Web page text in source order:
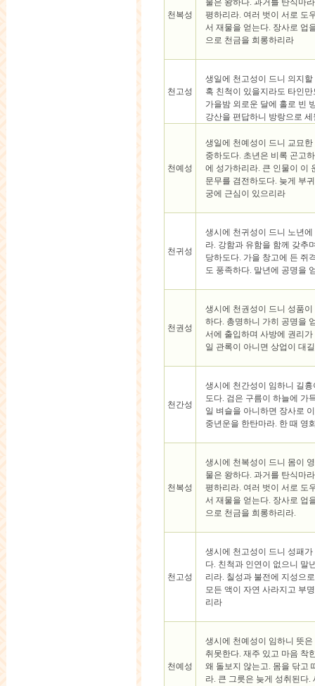
천복성
물은 왕하다. 과거를 탄식마
평하리라. 여러 벗이 서로 도
서 재물을 얻는다. 장사로 업
으로 천금을 희롱하리라
천고성
생일에 천고성이 드니 의지할
혹 친척이 있을지라도 타인
가을밤 외로운 달에 홀로 빈
강산을 편답하니 방랑으로
천예성
생일에 천예성이 드니 교묘한
중하도다. 초년은 비록 곤고
에 성가하리라. 큰 인물이 이
문무를 겸전하도다. 늦게 부
궁에 근심이 있으리라
천귀성
생시에 천귀성이 드니 노년
라. 강함과 유함을 함께 갖추
당하도다. 가을 창고에 든 쥐
도 풍족하다. 말년에 공명을
천권성
생시에 천권성이 드니 성품이
하다. 총명하니 가히 공명을
서에 출입하며 사방에 권리가
일 관록이 아니면 상업이 대
천간성
생시에 천간성이 임하니 길
도다. 검은 구름이 하늘에 가
일 벼슬을 아니하면 장사로
중년운을 한탄마라. 한 때 영
천복성
생시에 천복성이 드니 몸이
물은 왕하다. 과거를 탄식마
평하리라. 여러 벗이 서로 도
서 재물을 얻는다. 장사로 업
으로 천금을 희롱하리라.
천고성
생시에 천고성이 드니 성패
다. 친척과 인연이 없으니 말
리라. 칠성과 불전에 지성으
모든 액이 자연 사라지고 부
리라
천예성
생시에 천예성이 임하니 뜻은
취못한다. 재주 있고 마음 착
왜 돌보지 않는고. 몸을 닦고
라. 큰 그릇은 늦게 성취된다.